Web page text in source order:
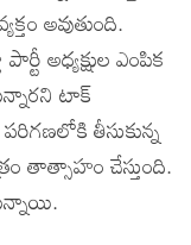
అవుతుంది.
అధ్యక్షుల ఎంపిక
టాక్
పరిగణలోకి తీసుకున్న
తాత్సాహం చేస్తుంది.